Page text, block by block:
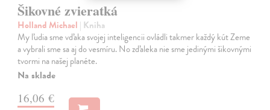
Šikovné zvieratká
Holland Michael | Kniha
My ľudia sme vďaka svojej inteligencii ovládli takmer každý kút Zeme
a vybrali sme sa aj do vesmíru. No zďaleka nie sme jedinými šikovnými
tvormi na našej planéte.
Na sklade
16,06 €